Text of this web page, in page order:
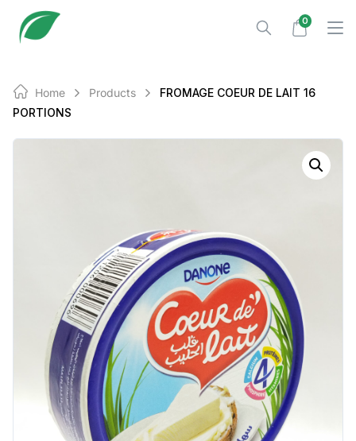
0
Home Products
FROMAGE COEUR DE LAIT 16
PORTIONS